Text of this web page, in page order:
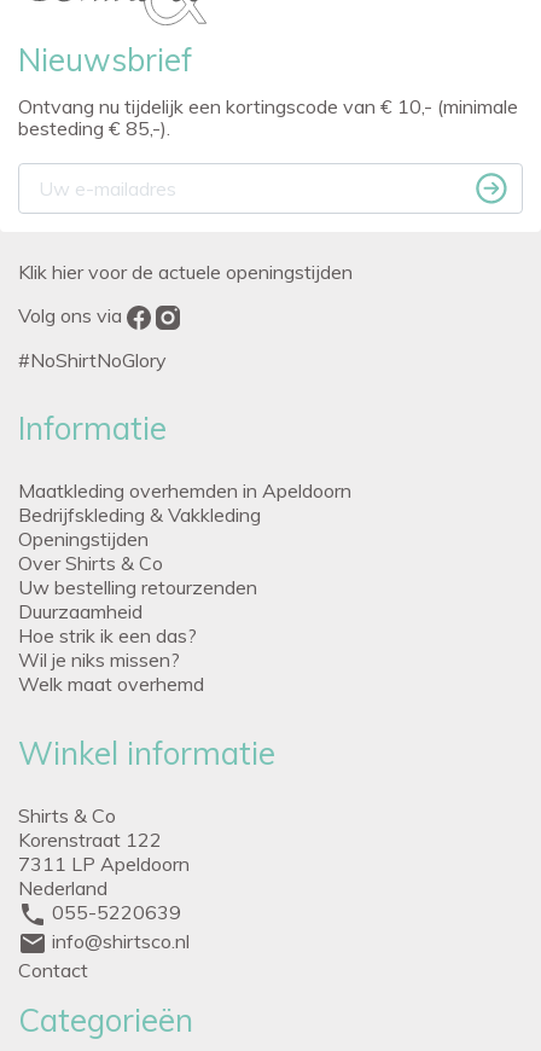
Nieuwsbrief
Ontvang nu tijdelijk een kortingscode van € 10,- (minimale
besteding € 85,-).
Klik hier voor de actuele openingstijden
Volg ons via
#NoShirtNoGlory
Informatie
Maatkleding overhemden in Apeldoorn
Bedrijfskleding & Vakkleding
Openingstijden
Over Shirts & Co
Uw bestelling retourzenden
Duurzaamheid
Hoe strik ik een das?
Wil je niks missen?
Welk maat overhemd
Winkel informatie
Shirts & Co
Korenstraat 122
7311 LP Apeldoorn
Nederland
phone 055-5220639
mail info@shirtsco.nl
Contact
Categorieën